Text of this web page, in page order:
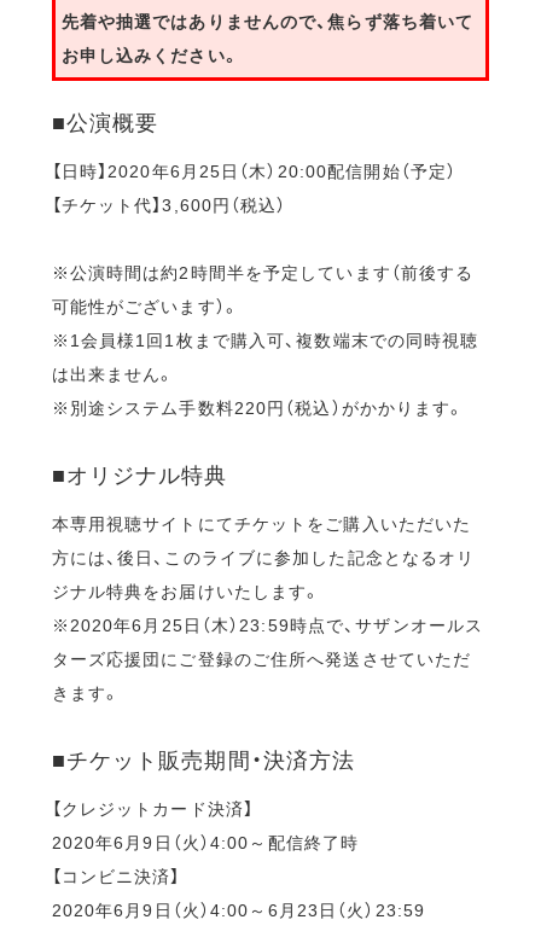
先着や抽選ではありませんので、焦らず落ち着いて
お申し込みください。
■公演概要
【日時】2020年6月25日（木）20:00配信開始（予定）
【チケット代】3,600円（税込）
※公演時間は約2時間半を予定しています（前後する
可能性がございます）。
※1会員様1回1枚まで購入可、複数端末での同時視聴
は出来ません。
※別途システム手数料220円（税込）がかかります。
■オリジナル特典
本専用視聴サイトにてチケットをご購入いただいた
方には、後日、このライブに参加した記念となるオリ
ジナル特典をお届けいたします。
※2020年6月25日（木）23:59時点で、サザンオールス
ターズ応援団にご登録のご住所へ発送させていただ
きます。
■チケット販売期間・決済方法
【クレジットカード決済】
2020年6月9日（火）4:00～配信終了時
【コンビニ決済】
2020年6月9日（火）4:00～6月23日（火）23:59